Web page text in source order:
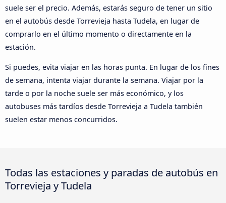
suele ser el precio. Además, estarás seguro de tener un sitio
en el autobús desde Torrevieja hasta Tudela, en lugar de
comprarlo en el último momento o directamente en la
estación.
Si puedes, evita viajar en las horas punta. En lugar de los fines
de semana, intenta viajar durante la semana. Viajar por la
tarde o por la noche suele ser más económico, y los
autobuses más tardíos desde Torrevieja a Tudela también
suelen estar menos concurridos.
Todas las estaciones y paradas de autobús en
Torrevieja y Tudela